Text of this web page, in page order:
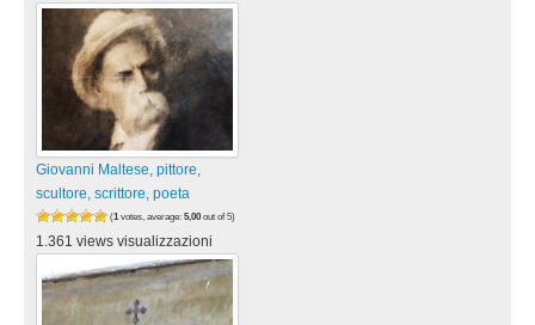
Giovanni Maltese, pittore,
scultore, scrittore, poeta
(1 votes, average: 5,00 out of 5)
1.361 views visualizzazioni